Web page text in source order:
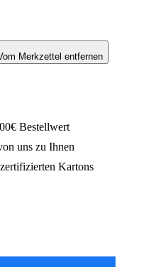
Merkzettel entfernen
Bestellwert
uns zu Ihnen
Kartons